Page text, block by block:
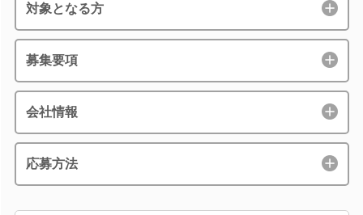
対象となる方
募集要項
会社情報
応募方法